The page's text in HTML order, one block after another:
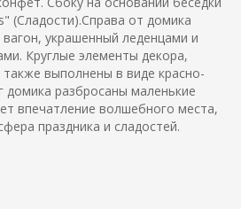
(Сладости).Справа от домика
украшенный леденцами и
Круглые элементы декора,
выполнены в виде красно-
домика разбросаны маленькие
впечатление волшебного места,
праздника и сладостей.